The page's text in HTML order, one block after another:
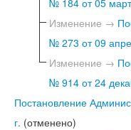
Изменение →
№ 273 от 09
Изменение →
№ 914 от 24
Постановление
г. (отменено)